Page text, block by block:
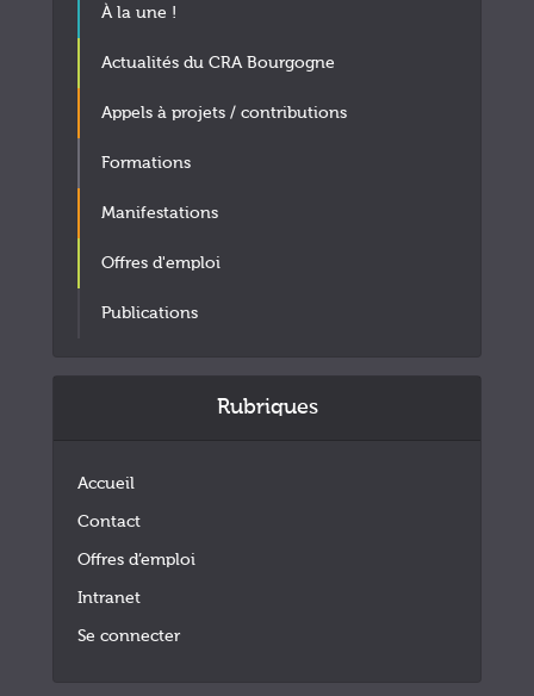
À la une !
Actualités du CRA Bourgogne
Appels à projets / contributions
Formations
Manifestations
Offres d'emploi
Publications
Rubriques
Accueil
Contact
Offres d’emploi
Intranet
Se connecter